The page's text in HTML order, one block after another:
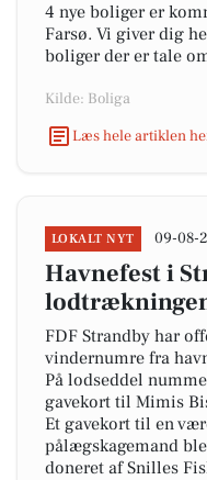
4 nye boliger er
Farsø. Vi giver dig
boliger der er tale
Kilde: Boliga
Læs hele artiklen
LOKALT NYT 09-08-
Havnefest i
FDF Strandby har
vindernumre fra
På lodseddel
gavekort til Mimis
Et gavekort til en
pålægskagemand
doneret af Snilles